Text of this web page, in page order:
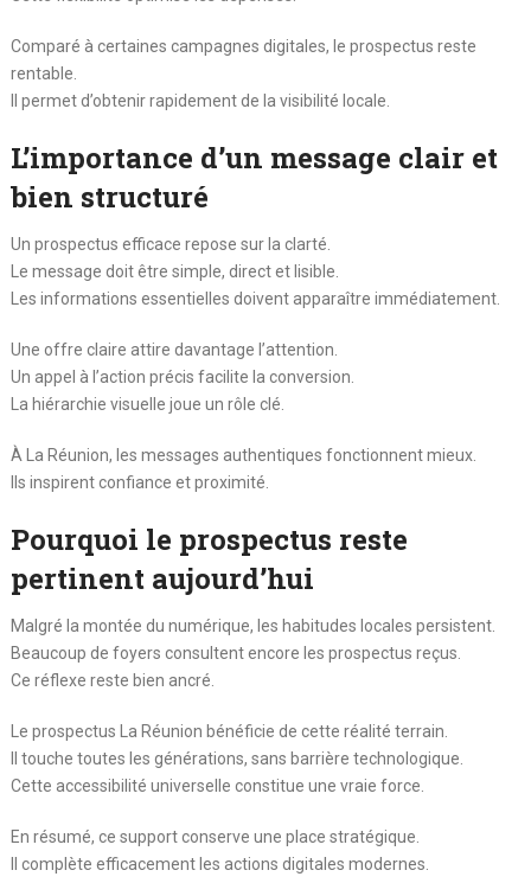
Comparé à certaines campagnes digitales, le prospectus reste
rentable.
Il permet d’obtenir rapidement de la visibilité locale.
L’importance d’un message clair et
bien structuré
Un prospectus efficace repose sur la clarté.
Le message doit être simple, direct et lisible.
Les informations essentielles doivent apparaître immédiatement.
Une offre claire attire davantage l’attention.
Un appel à l’action précis facilite la conversion.
La hiérarchie visuelle joue un rôle clé.
À La Réunion, les messages authentiques fonctionnent mieux.
Ils inspirent confiance et proximité.
Pourquoi le prospectus reste
pertinent aujourd’hui
Malgré la montée du numérique, les habitudes locales persistent.
Beaucoup de foyers consultent encore les prospectus reçus.
Ce réflexe reste bien ancré.
Le prospectus La Réunion bénéficie de cette réalité terrain.
Il touche toutes les générations, sans barrière technologique.
Cette accessibilité universelle constitue une vraie force.
En résumé, ce support conserve une place stratégique.
Il complète efficacement les actions digitales modernes.